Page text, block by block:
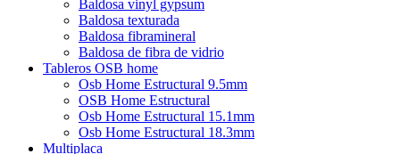
Baldosa vinyl gypsum
Baldosa texturada
Baldosa fibramineral
Baldosa de fibra de vidrio
Tableros OSB home
Osb Home Estructural 9.5mm
OSB Home Estructural
Osb Home Estructural 15.1mm
Osb Home Estructural 18.3mm
Multiplaca